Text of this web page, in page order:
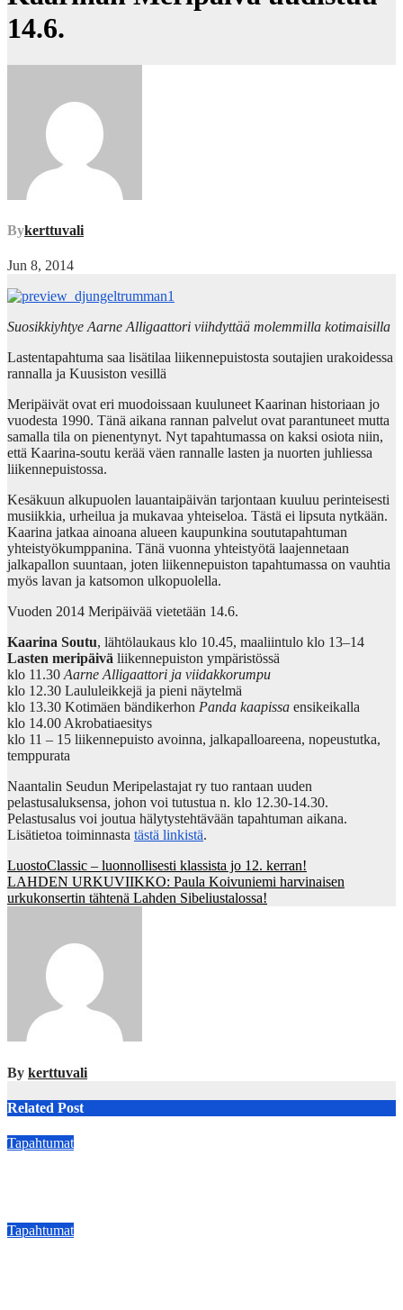
14.6.
Bykerttuvali
Jun 8, 2014
Suosikkiyhtye Aarne Alligaattori viihdyttää molemmilla kotimaisilla
Lastentapahtuma saa lisätilaa liikennepuistosta soutajien urakoidessa
rannalla ja Kuusiston vesillä
Meripäivät ovat eri muodoissaan kuuluneet Kaarinan historiaan jo
vuodesta 1990. Tänä aikana rannan palvelut ovat parantuneet mutta
samalla tila on pienentynyt. Nyt tapahtumassa on kaksi osiota niin,
että Kaarina-soutu kerää väen rannalle lasten ja nuorten juhliessa
liikennepuistossa.
Kesäkuun alkupuolen lauantaipäivän tarjontaan kuuluu perinteisesti
musiikkia, urheilua ja mukavaa yhteiseloa. Tästä ei lipsuta nytkään.
Kaarina jatkaa ainoana alueen kaupunkina soututapahtuman
yhteistyökumppanina. Tänä vuonna yhteistyötä laajennetaan
jalkapallon suuntaan, joten liikennepuiston tapahtumassa on vauhtia
myös lavan ja katsomon ulkopuolella.
Vuoden 2014 Meripäivää vietetään 14.6.
Kaarina Soutu, lähtölaukaus klo 10.45, maaliintulo klo 13–14
Lasten meripäivä liikennepuiston ympäristössä
klo 11.30Aarne Alligaattori ja viidakkorumpu
klo 12.30 Laululeikkejä ja pieni näytelmä
klo 13.30 Kotimäen bändikerhon Panda kaapissa ensikeikalla
klo 14.00 Akrobatiaesitys
klo 11 – 15 liikennepuisto avoinna, jalkapalloareena, nopeustutka,
temppurata
Naantalin Seudun Meripelastajat ry tuo rantaan uuden
pelastusaluksensa, johon voi tutustua n. klo 12.30-14.30.
Pelastusalus voi joutua hälytystehtävään tapahtuman aikana.
Lisätietoa toiminnasta tästä linkistä.
Post
navigation
LuostoClassic – luonnollisesti klassista jo 12. kerran!
LAHDEN URKUVIIKKO: Paula Koivuniemi harvinaisen
urkukonsertin tähtenä Lahden Sibeliustalossa!
By kerttuvali
Related Post
Tapahtumat
Tapahtumat